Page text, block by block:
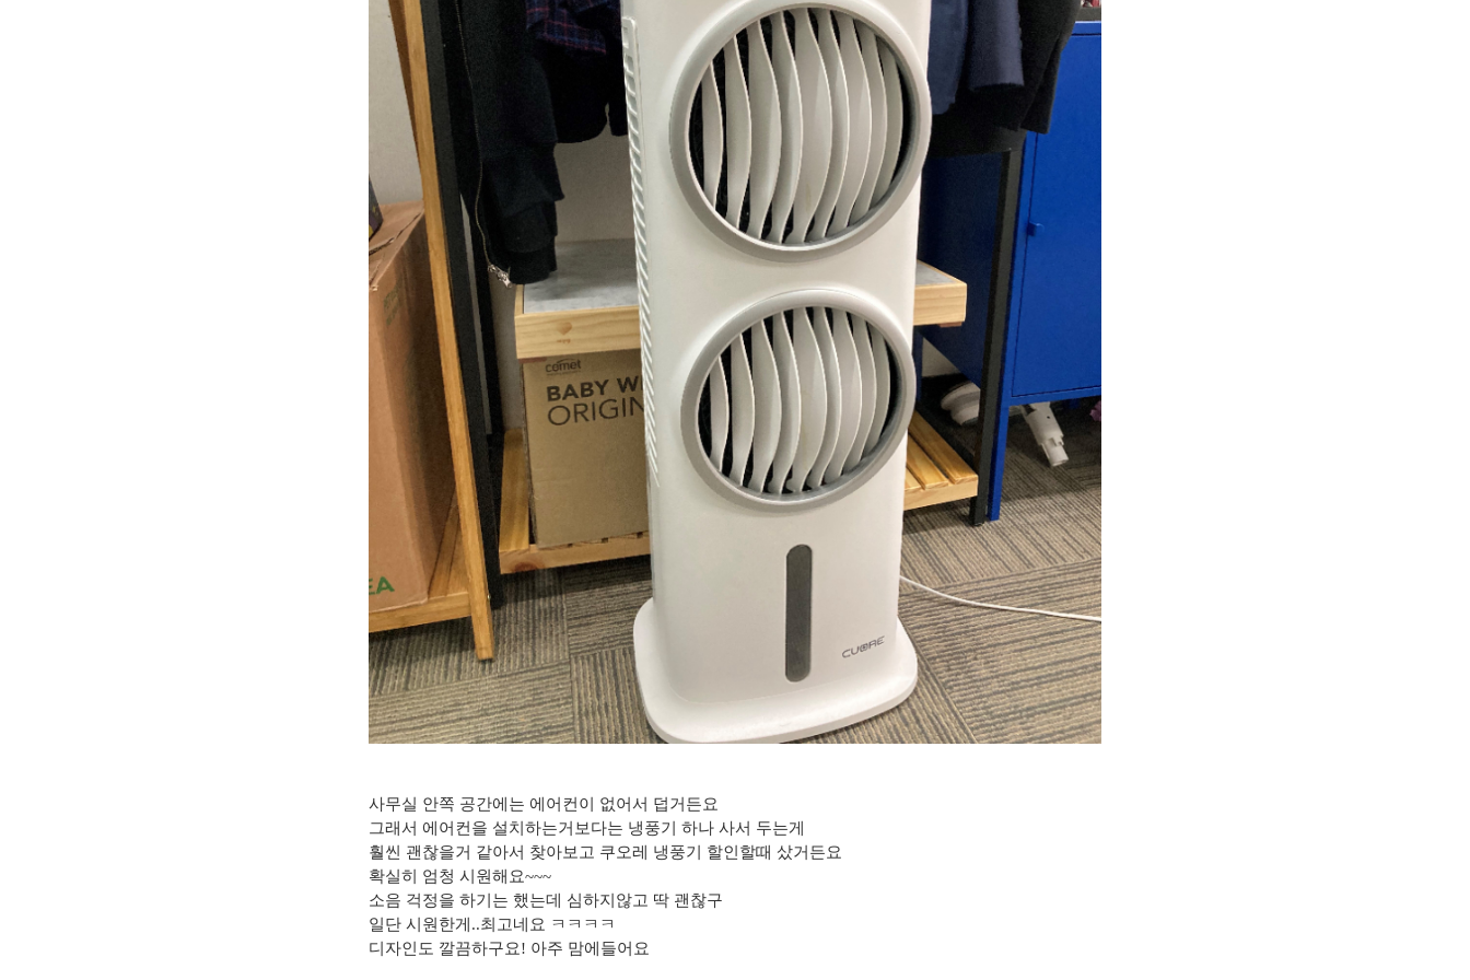
사무실 안쪽 공간에는 에어컨이 없어서 덥거든요
그래서 에어컨을 설치하는거보다는 냉풍기 하나 사서 두는게
훨씬 괜찮을거 같아서 찾아보고 쿠오레 냉풍기 할인할때 샀거든요
확실히 엄청 시원해요~~~
소음 걱정을 하기는 했는데 심하지않고 딱 괜찮구
일단 시원한게..최고네요 ㅋㅋㅋㅋ
디자인도 깔끔하구요! 아주 맘에들어요